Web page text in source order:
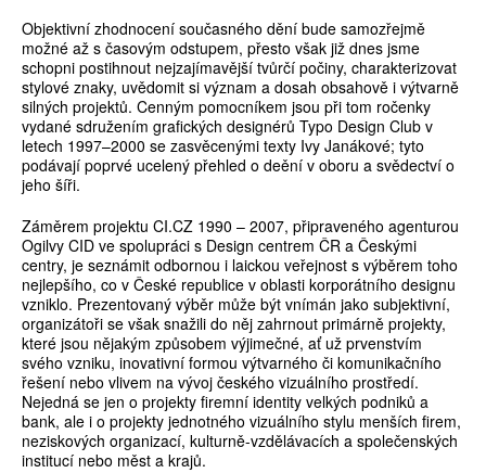
Objektivní zhodnocení současného dění bude samozřejmě
možné až s časovým odstupem, přesto však již dnes jsme
schopni postihnout nejzajímavější tvůrčí počiny, charakterizovat
stylové znaky, uvědomit si význam a dosah obsahově i výtvarně
silných projektů. Cenným pomocníkem jsou při tom ročenky
vydané sdružením grafických designérů Typo Design Club v
letech 1997–2000 se zasvěcenými texty Ivy Janákové; tyto
podávají poprvé ucelený přehled o deění v oboru a svědectví o
jeho šíři.
Záměrem projektu CI.CZ 1990 – 2007, připraveného agenturou
Ogilvy CID ve spolupráci s Design centrem ČR a Českými
centry, je seznámit odbornou i laickou veřejnost s výběrem toho
nejlepšího, co v České republice v oblasti korporátního designu
vzniklo. Prezentovaný výběr může být vnímán jako subjektivní,
organizátoři se však snažili do něj zahrnout primárně projekty,
které jsou nějakým způsobem výjimečné, ať už prvenstvím
svého vzniku, inovativní formou výtvarného či komunikačního
řešení nebo vlivem na vývoj českého vizuálního prostředí.
Nejedná se jen o projekty firemní identity velkých podniků a
bank, ale i o projekty jednotného vizuálního stylu menších firem,
neziskových organizací, kulturně-vzdělávacích a společenských
institucí nebo měst a krajů.